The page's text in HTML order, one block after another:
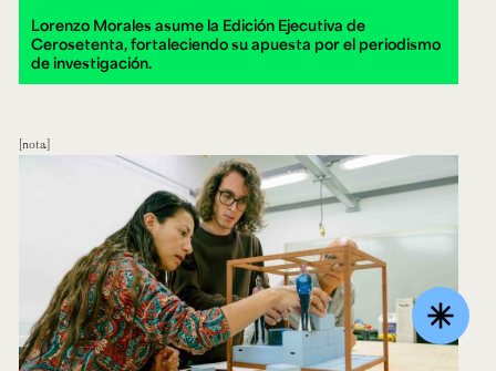
Lorenzo Morales asume la Edición Ejecutiva de
Cerosetenta, fortaleciendo su apuesta por el periodismo
de investigación.
nota
asterisk